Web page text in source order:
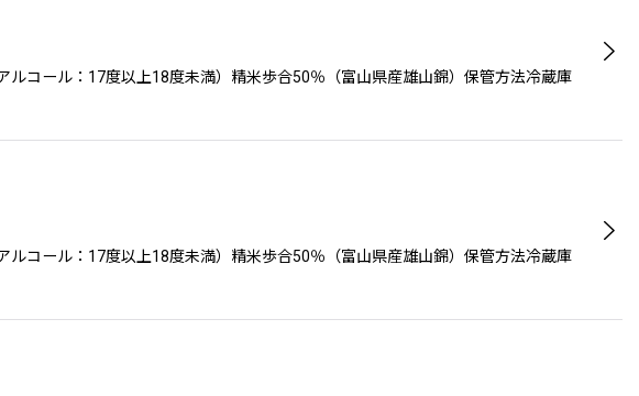
ール：17度以上18度未満）精米歩合50％（富山県産雄山錦）保管方法冷蔵庫
ール：17度以上18度未満）精米歩合50％（富山県産雄山錦）保管方法冷蔵庫